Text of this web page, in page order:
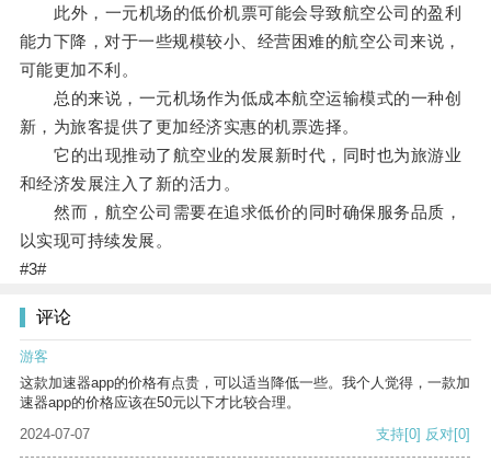
此外，一元机场的低价机票可能会导致航空公司的盈利
能力下降，对于一些规模较小、经营困难的航空公司来说，
可能更加不利。
总的来说，一元机场作为低成本航空运输模式的一种创
新，为旅客提供了更加经济实惠的机票选择。
它的出现推动了航空业的发展新时代，同时也为旅游业
和经济发展注入了新的活力。
然而，航空公司需要在追求低价的同时确保服务品质，
以实现可持续发展。
#3#
评论
游客
这款加速器app的价格有点贵，可以适当降低一些。我个人觉得，一款加
速器app的价格应该在50元以下才比较合理。
2024-07-07
支持[0] 反对[0]